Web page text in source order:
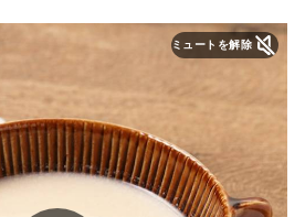
ミュートを解除